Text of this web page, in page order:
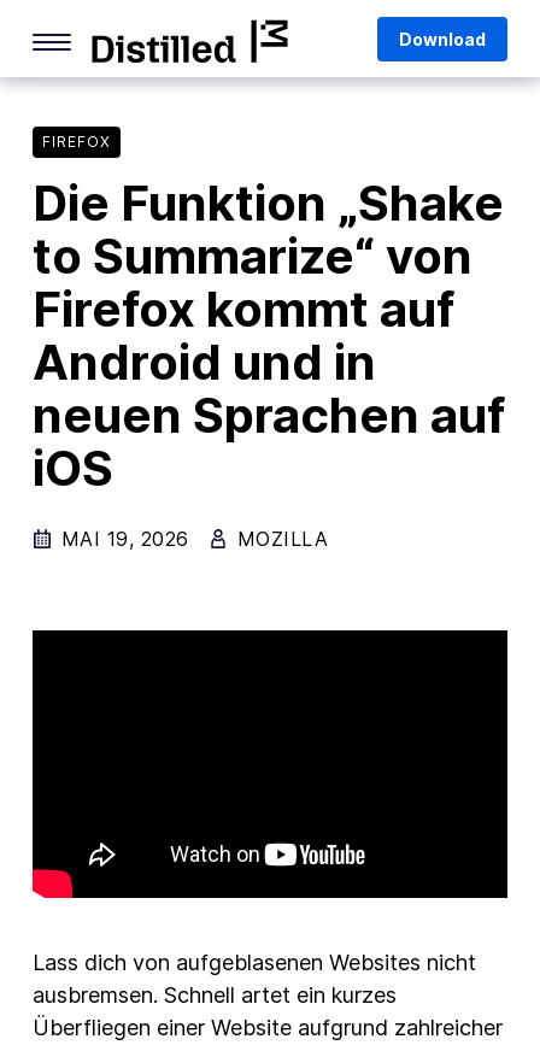
content
Life Online
Deep Dives
Q&As
Firefox
Privacy & Security
Firefox Features
Tips and Tricks
Firefox AI
Mozilla VPN
Advertising
Download
FIREFOX
Die Funktion „Shake
to Summarize“ von
Firefox kommt auf
Android und in
neuen Sprachen auf
iOS
MAI 19, 2026 MOZILLA
Lass dich von aufgeblasenen Websites nicht
ausbremsen. Schnell artet ein kurzes
Überfliegen einer Website aufgrund zahlreicher